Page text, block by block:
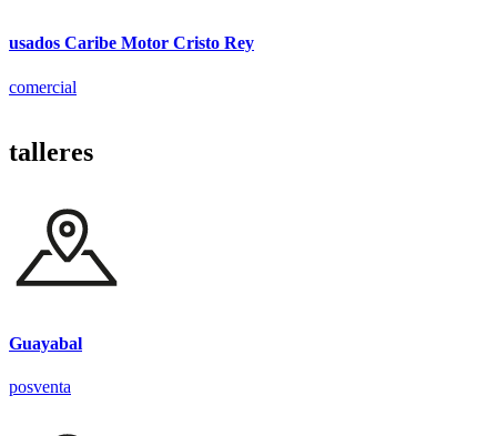
usados Caribe Motor Cristo Rey
comercial
talleres
Guayabal
posventa